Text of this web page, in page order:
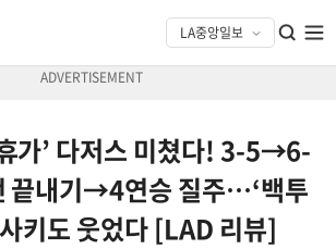
가’ 다저스 미쳤다! 3-5→6-
끝내기→4연승 질주…‘백투
키도 웃었다 [LAD 리뷰]